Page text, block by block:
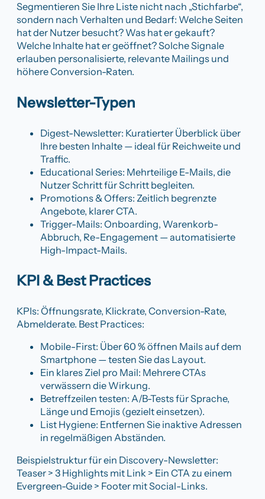
Segmentieren Sie Ihre Liste nicht nach „Stichfarbe“,
sondern nach Verhalten und Bedarf: Welche Seiten
hat der Nutzer besucht? Was hat er gekauft?
Welche Inhalte hat er geöffnet? Solche Signale
erlauben personalisierte, relevante Mailings und
höhere Conversion-Raten.
Newsletter-Typen
Digest-Newsletter: Kuratierter Überblick über
Ihre besten Inhalte — ideal für Reichweite und
Traffic.
Educational Series: Mehrteilige E-Mails, die
Nutzer Schritt für Schritt begleiten.
Promotions & Offers: Zeitlich begrenzte
Angebote, klarer CTA.
Trigger-Mails: Onboarding, Warenkorb-
Abbruch, Re-Engagement — automatisierte
High-Impact-Mails.
KPI & Best Practices
KPIs: Öffnungsrate, Klickrate, Conversion-Rate,
Abmelderate. Best Practices:
Mobile-First: Über 60 % öffnen Mails auf dem
Smartphone — testen Sie das Layout.
Ein klares Ziel pro Mail: Mehrere CTAs
verwässern die Wirkung.
Betreffzeilen testen: A/B-Tests für Sprache,
Länge und Emojis (gezielt einsetzen).
List Hygiene: Entfernen Sie inaktive Adressen
in regelmäßigen Abständen.
Beispielstruktur für ein Discovery-Newsletter:
Teaser > 3 Highlights mit Link > Ein CTA zu einem
Evergreen-Guide > Footer mit Social-Links.